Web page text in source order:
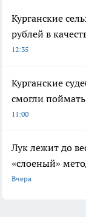
Курганские
рублей в
12:35
Курганские
смогли
11:00
Лук лежит до
«слоеный»
Вчера